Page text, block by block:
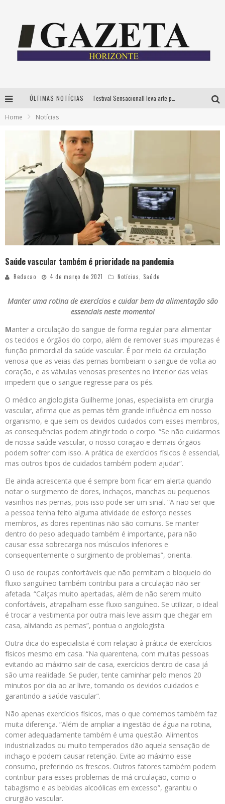
ÚLTIMAS NOTÍCIAS
Home Notícias
Saúde vascular também é prioridade na pandemia
Redacao 4 de março de 2021 Notícias, Saúde
Manter uma rotina de exercícios e cuidar bem da alimentação são
essenciais neste momento!
Manter a circulação do sangue de forma regular para alimentar
os tecidos e órgãos do corpo, além de remover suas impurezas é
função primordial da saúde vascular. É por meio da circulação
venosa que as veias das pernas bombeiam o sangue de volta ao
coração, e as válvulas venosas presentes no interior das veias
impedem que o sangue regresse para os pés.
O médico angiologista Guilherme Jonas, especialista em cirurgia
vascular, afirma que as pernas têm grande influência em nosso
organismo, e que sem os devidos cuidados com esses membros,
as consequências podem atingir todo o corpo. “Se não cuidarmos
de nossa saúde vascular, o nosso coração e demais órgãos
podem sofrer com isso. A prática de exercícios físicos é essencial,
mas outros tipos de cuidados também podem ajudar”.
Ele ainda acrescenta que é sempre bom ficar em alerta quando
notar o surgimento de dores, inchaços, manchas ou pequenos
vasinhos nas pernas, pois isso pode ser um sinal. “A não ser que
a pessoa tenha feito alguma atividade de esforço nesses
membros, as dores repentinas não são comuns. Se manter
dentro do peso adequado também é importante, para não
causar essa sobrecarga nos músculos inferiores e
consequentemente o surgimento de problemas”, orienta.
O uso de roupas confortáveis que não permitam o bloqueio do
fluxo sanguíneo também contribui para a circulação não ser
afetada. “Calças muito apertadas, além de não serem muito
confortáveis, atrapalham esse fluxo sanguíneo. Se utilizar, o ideal
é trocar a vestimenta por outra mais leve assim que chegar em
casa, aliviando as pernas”, pontua o angiologista.
Outra dica do especialista é com relação à prática de exercícios
físicos mesmo em casa. “Na quarentena, com muitas pessoas
evitando ao máximo sair de casa, exercícios dentro de casa já
são uma realidade. Se puder, tente caminhar pelo menos 20
minutos por dia ao ar livre, tomando os devidos cuidados e
garantindo a saúde vascular”.
Não apenas exercícios físicos, mas o que comemos também faz
muita diferença. “Além de ampliar a ingestão de água na rotina,
comer adequadamente também é uma questão. Alimentos
industrializados ou muito temperados dão aquela sensação de
inchaço e podem causar retenção. Evite ao máximo esse
consumo, preferindo os frescos. Outros fatores também podem
contribuir para esses problemas de má circulação, como o
tabagismo e as bebidas alcoólicas em excesso”, garantiu o
cirurgião vascular.